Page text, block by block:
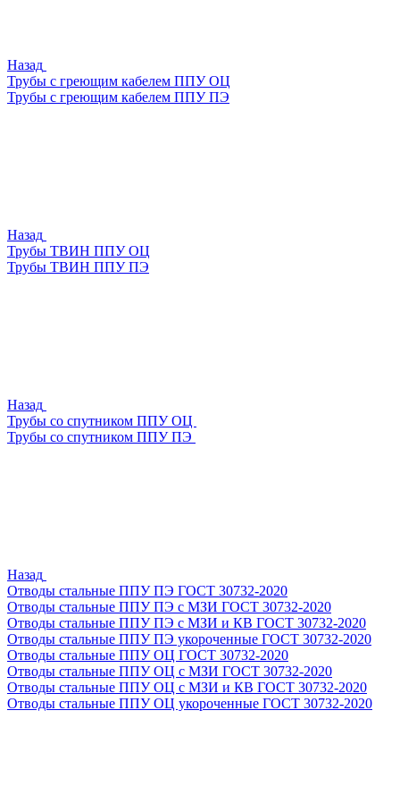
Назад
Трубы с греющим кабелем ППУ ОЦ
Трубы с греющим кабелем ППУ ПЭ
Назад
Трубы ТВИН ППУ ОЦ
Трубы ТВИН ППУ ПЭ
Назад
Трубы со спутником ППУ ОЦ
Трубы со спутником ППУ ПЭ
Назад
Отводы стальные ППУ ПЭ ГОСТ 30732-2020
Отводы стальные ППУ ПЭ с МЗИ ГОСТ 30732-2020
Отводы стальные ППУ ПЭ с МЗИ и КВ ГОСТ 30732-2020
Отводы стальные ППУ ПЭ укороченные ГОСТ 30732-2020
Отводы стальные ППУ ОЦ ГОСТ 30732-2020
Отводы стальные ППУ ОЦ с МЗИ ГОСТ 30732-2020
Отводы стальные ППУ ОЦ с МЗИ и КВ ГОСТ 30732-2020
Отводы стальные ППУ ОЦ укороченные ГОСТ 30732-2020